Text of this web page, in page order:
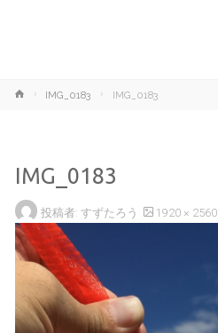
ホ
IMG_0183 IMG_0183
IMG_0183
投稿者: すずたろう フ 1920 × 2560